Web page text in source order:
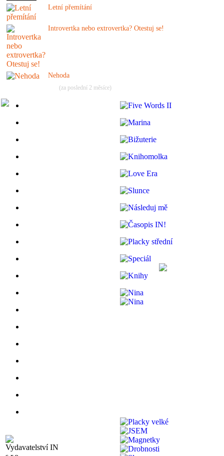
Letní přemítání
Introvertka nebo extrovertka? Otestuj se!
Nehoda
(za poslední 2 měsíce)
Vydavatelství IN